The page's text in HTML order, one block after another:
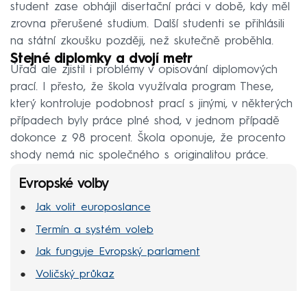
student zase obhájil disertační práci v době, kdy měl
zrovna přerušené studium. Další studenti se přihlásili
na státní zkoušku později, než skutečně proběhla.
Stejné diplomky a dvojí metr
Úřad ale zjistil i problémy v opisování diplomových
prací. I přesto, že škola využívala program These,
který kontroluje podobnost prací s jinými, v některých
případech byly práce plné shod, v jednom případě
dokonce z 98 procent. Škola oponuje, že procento
shody nemá nic společného s originalitou práce.
Evropské volby
Jak volit europoslance
Termín a systém voleb
Jak funguje Evropský parlament
Voličský průkaz